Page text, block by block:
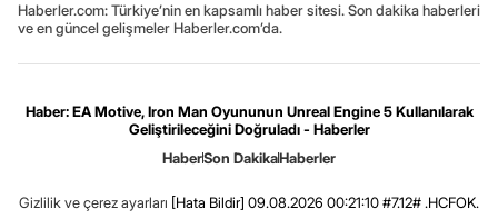
Haberler.com: Türkiye’nin en kapsamlı haber sitesi. Son dakika haberleri
ve en güncel gelişmeler Haberler.com’da.
Haber: EA Motive, Iron Man Oyununun Unreal Engine 5 Kullanılarak
Geliştirileceğini Doğruladı - Haberler
HaberSon DakikaHaberler
Gizlilik ve çerez ayarları [Hata Bildir] 09.08.2026 00:21:10 #7.12# .HCFOK.